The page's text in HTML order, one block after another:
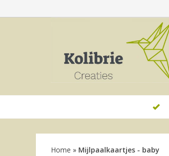
Home » Mijlpaalkaartjes - baby